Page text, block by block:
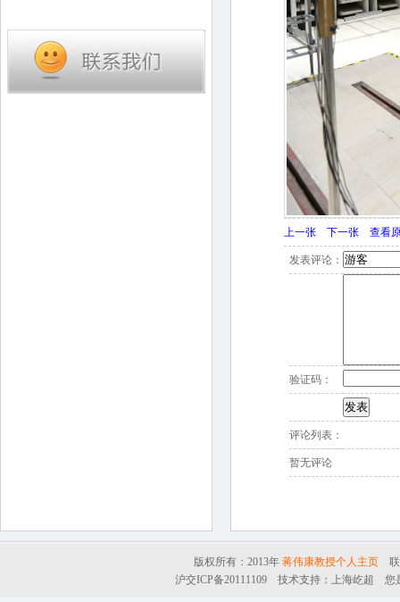
上一张 下一张 查看
发表评论：
验证码：
评论列表：
暂无评论
版权所有：2013年 蒋伟康教授个人主页 联
沪交ICP备20111109 技术支持： 上海屹超 您